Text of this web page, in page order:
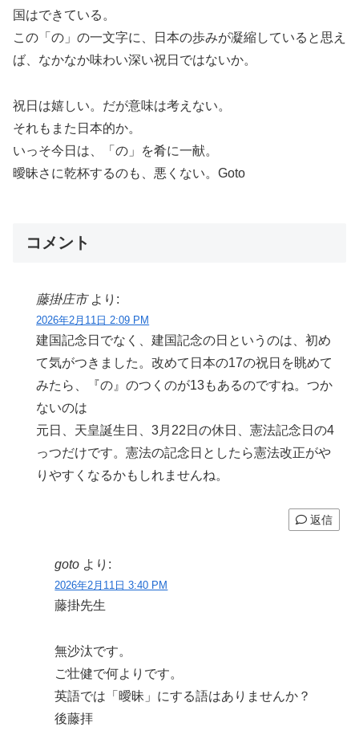
国はできている。
この「の」の一文字に、日本の歩みが凝縮していると思え
ば、なかなか味わい深い祝日ではないか。
祝日は嬉しい。だが意味は考えない。
それもまた日本的か。
いっそ今日は、「の」を肴に一献。
曖昧さに乾杯するのも、悪くない。Goto
コメント
藤掛庄市 より:
2026年2月11日 2:09 PM
建国記念日でなく、建国記念の日というのは、初め
て気がつきました。改めて日本の17の祝日を眺めて
みたら、『の』のつくのが13もあるのですね。つか
ないのは
元日、天皇誕生日、3月22日の休日、憲法記念日の4
っつだけです。憲法の記念日としたら憲法改正がや
りやすくなるかもしれませんね。
返信
goto より:
2026年2月11日 3:40 PM
藤掛先生
無沙汰です。
ご壮健で何よりです。
英語では「曖昧」にする語はありませんか？
後藤拝